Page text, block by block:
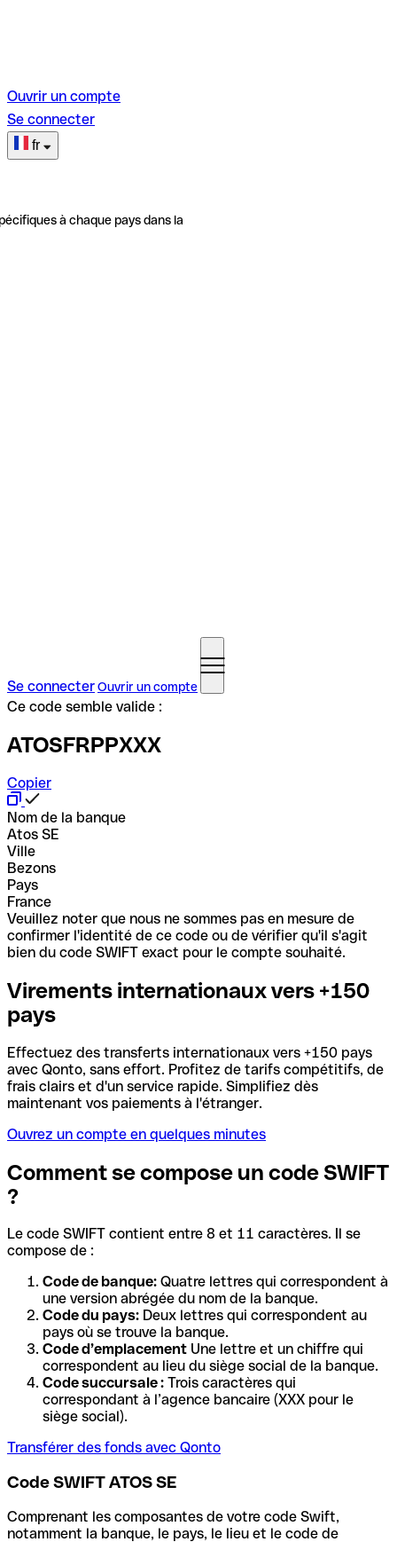
Ouvrir un compte
Se connecter
fr
à chaque pays dans la
Se connecterOuvrir un compte
Ce code semble valide :
ATOSFRPPXXX
Copier
Nom de la banque
Atos SE
Ville
Bezons
Pays
France
Veuillez noter que nous ne sommes pas en mesure de
confirmer l'identité de ce code ou de vérifier qu'il s'agit
bien du code SWIFT exact pour le compte souhaité.
Virements internationaux vers +150
pays
Effectuez des transferts internationaux vers +150 pays
avec Qonto, sans effort. Profitez de tarifs compétitifs, de
frais clairs et d'un service rapide. Simplifiez dès
maintenant vos paiements à l'étranger.
Ouvrez un compte en quelques minutes
Comment se compose un code SWIFT
?
Le code SWIFT contient entre 8 et 11 caractères. Il se
compose de :
Code de banque: Quatre lettres qui correspondent à
une version abrégée du nom de la banque.
Code du pays: Deux lettres qui correspondent au
pays où se trouve la banque.
Code d’emplacement Une lettre et un chiffre qui
correspondent au lieu du siège social de la banque.
Code succursale : Trois caractères qui
correspondant à l’agence bancaire (XXX pour le
siège social).
Transférer des fonds avec Qonto
Code SWIFT ATOS SE
Comprenant les composantes de votre code Swift,
notamment la banque, le pays, le lieu et le code de